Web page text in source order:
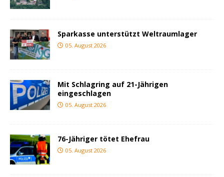
Sparkasse unterstützt Weltraumlager
05. August 2026
Mit Schlagring auf 21-Jährigen
eingeschlagen
05. August 2026
76-Jähriger tötet Ehefrau
05. August 2026